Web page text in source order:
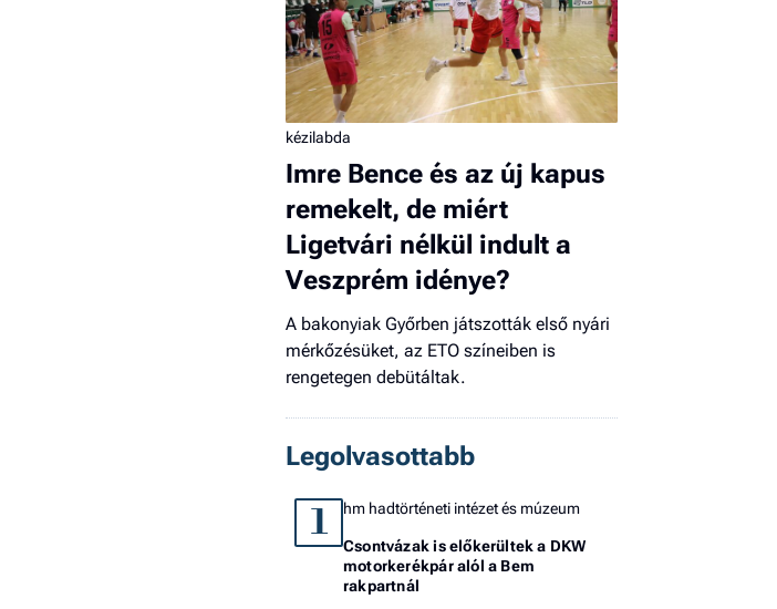
kézilabda
Imre Bence és az új kapus
remekelt, de miért
Ligetvári nélkül indult a
Veszprém idénye?
A bakonyiak Győrben játszották első nyári
mérkőzésüket, az ETO színeiben is
rengetegen debütáltak.
Legolvasottabb
1 hm hadtörténeti intézet és múzeum
Csontvázak is előkerültek a DKW
motorkerékpár alól a Bem
rakpartnál